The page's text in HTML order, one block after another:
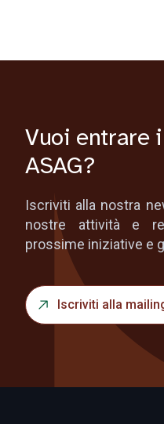
Vuoi entrare
ASAG?
Iscriviti alla nostra
nostre attività e
prossime iniziative e
Iscriviti alla